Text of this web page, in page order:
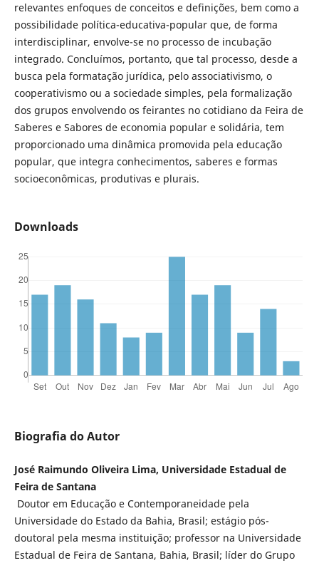
relevantes enfoques de conceitos e definições, bem como a
possibilidade política-educativa-popular que, de forma
interdisciplinar, envolve-se no processo de incubação
integrado. Concluímos, portanto, que tal processo, desde a
busca pela formatação jurídica, pelo associativismo, o
cooperativismo ou a sociedade simples, pela formalização
dos grupos envolvendo os feirantes no cotidiano da Feira de
Saberes e Sabores de economia popular e solidária, tem
proporcionado uma dinâmica promovida pela educação
popular, que integra conhecimentos, saberes e formas
socioeconômicas, produtivas e plurais.
Downloads
Biografia do Autor
José Raimundo Oliveira Lima, Universidade Estadual de
Feira de Santana
Doutor em Educação e Contemporaneidade pela
Universidade do Estado da Bahia, Brasil; estágio pós-
doutoral pela mesma instituição; professor na Universidade
Estadual de Feira de Santana, Bahia, Brasil; líder do Grupo